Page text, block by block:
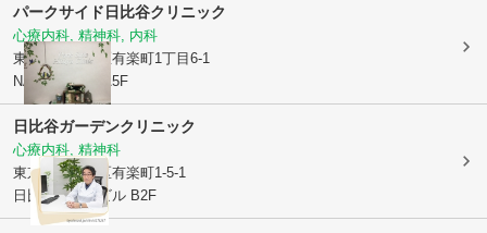
パークサイド日比谷クリニック
心療内科, 精神科, 内科
東京都千代田区 有楽町1丁目6-1
NAVIREHIBIYA5F
日比谷ガーデンクリニック
心療内科, 精神科
東京都千代田区有楽町1-5-1
日比谷マリンビル B2F